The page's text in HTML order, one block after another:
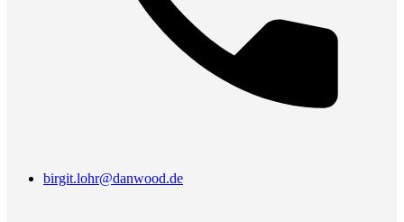
birgit.lohr@danwood.de